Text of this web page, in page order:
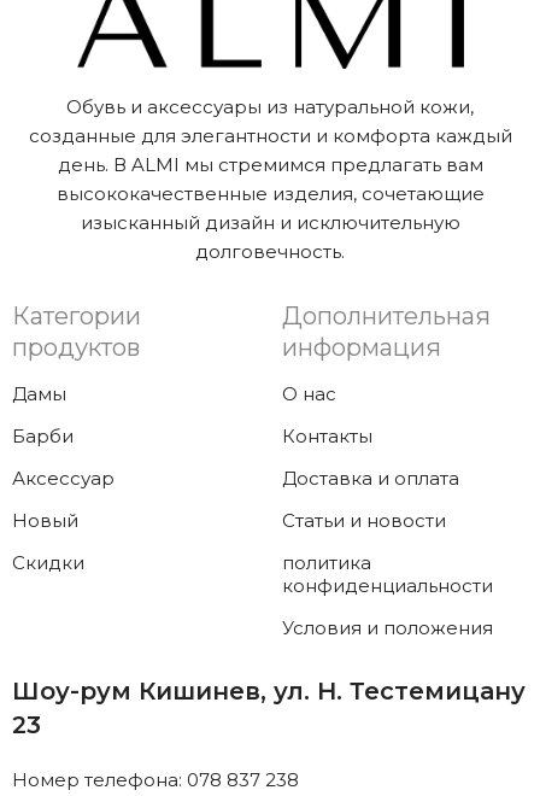
Обувь и аксессуары из натуральной кожи,
созданные для элегантности и комфорта каждый
день. В ALMI мы стремимся предлагать вам
высококачественные изделия, сочетающие
изысканный дизайн и исключительную
долговечность.
Категории
продуктов
Дамы
Барби
Аксессуар
Новый
Скидки
Дополнительная
информация
О нас
Контакты
Доставка и оплата
Статьи и новости
политика
конфиденциальности
Условия и положения
Шоу-рум Кишинев, ул. Н. Тестемицану
23
Номер телефона: 078 837 238